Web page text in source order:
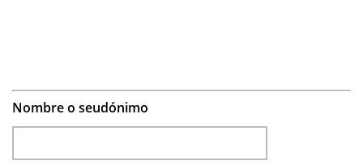
Nombre o seudónimo